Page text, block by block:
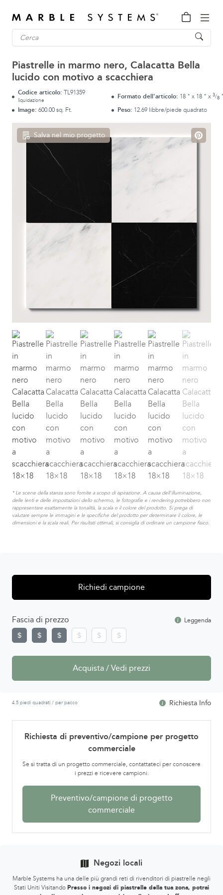
Piastrelle in marmo nero, Calacatta Bella
lucido con motivo a scacchiera
Codice articolo: TL91359
liquidazione
Formato dell'articolo: 18 " x 18 " x 3/8
Image: 600.00 sq. Ft. Peso: 12.69 libbre/piede quadrato
Salva nel mio progetto
* Le scene della stanza sono fornite a scopo di ispirazione. A causa dell'illuminazione,
delle lenti e delle impostazioni dello schermo, le fotografie e i rendering potrebbero non
rappresentare esattamente la tonalità, la scala o il colore del prodotto. Si prega di
valutare sempre le immagini e le specifiche del prodotto per determinare il colore, le
dimensioni e la scala reali. Per risultati ottimali, si consiglia di ordinare un campione fisico.
Richiedi campione
Fascia di prezzo Leggenda
Acquista / Vedi prezzi
4.5 piedi quadrati / per pacco Richiesta Info
Richiesta di preventivo/campione per progetto
commerciale
Se si tratta di un progetto commerciale, contattateci per conoscere
i prezzi e ricevere campioni.
Preventivo/campione di progetto
commerciale
Negozi locali
Marble Systems ha una delle più grandi reti di rivenditori di piastrelle negli
Stati Uniti Visitando Presso i negozi di piastrelle della tua zona, potrai